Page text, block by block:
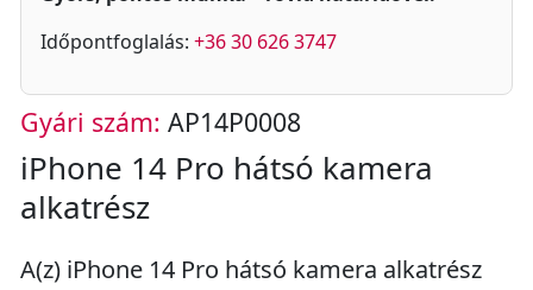
Időpontfoglalás: +36 30 626 3747
Gyári szám: AP14P0008
iPhone 14 Pro hátsó kamera
alkatrész
A(z) iPhone 14 Pro hátsó kamera alkatrész